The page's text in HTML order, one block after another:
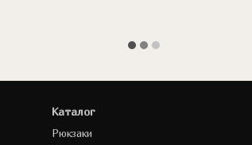
Каталог
Рюкзаки